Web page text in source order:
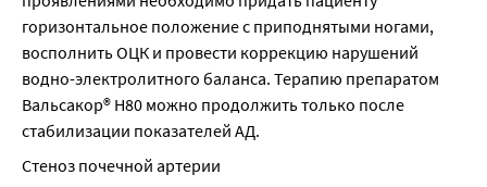
горизонтальное положение с приподнятыми ногами,
восполнить ОЦК и провести коррекцию нарушений
водно-электролитного баланса. Терапию препаратом
Вальсакор® Н80 можно продолжить только после
стабилизации показателей АД.
Стеноз почечной артерии